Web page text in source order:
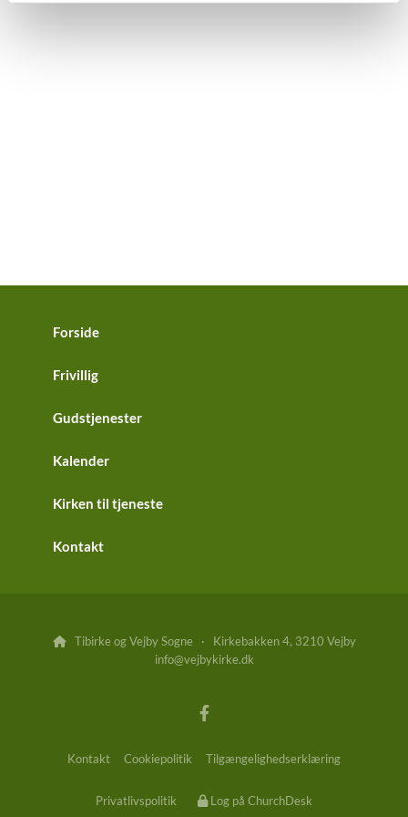
Forside
Frivillig
Gudstjenester
Kalender
Kirken til tjeneste
Kontakt
Tibirke og Vejby Sogne · Kirkebakken 4, 3210 Vejby
info@vejbykirke.dk
Kontakt Cookiepolitik Tilgængelighedserklæring
Privatlivspolitik Log på ChurchDesk